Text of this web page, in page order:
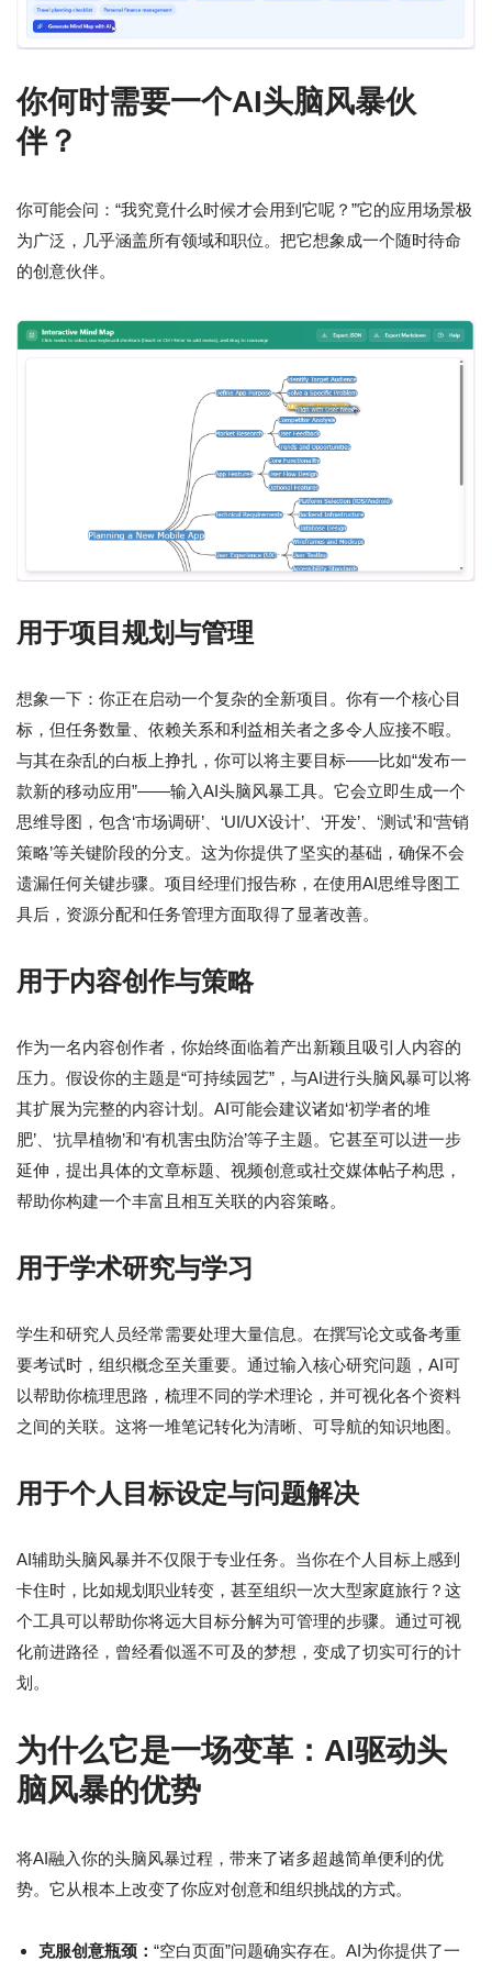
你何时需要一个AI头脑风暴伙
伴？
你可能会问：“我究竟什么时候才会用到它呢？”它的应用场景极
为广泛，几乎涵盖所有领域和职位。把它想象成一个随时待命
的创意伙伴。
用于项目规划与管理
想象一下：你正在启动一个复杂的全新项目。你有一个核心目
标，但任务数量、依赖关系和利益相关者之多令人应接不暇。
与其在杂乱的白板上挣扎，你可以将主要目标——比如“发布一
款新的移动应用”——输入AI头脑风暴工具。它会立即生成一个
思维导图，包含‘市场调研’、‘UI/UX设计’、‘开发’、‘测试’和‘营销
策略’等关键阶段的分支。这为你提供了坚实的基础，确保不会
遗漏任何关键步骤。项目经理们报告称，在使用AI思维导图工
具后，资源分配和任务管理方面取得了显著改善。
用于内容创作与策略
作为一名内容创作者，你始终面临着产出新颖且吸引人内容的
压力。假设你的主题是“可持续园艺”，与AI进行头脑风暴可以将
其扩展为完整的内容计划。AI可能会建议诸如‘初学者的堆
肥’、‘抗旱植物’和‘有机害虫防治’等子主题。它甚至可以进一步
延伸，提出具体的文章标题、视频创意或社交媒体帖子构思，
帮助你构建一个丰富且相互关联的内容策略。
用于学术研究与学习
学生和研究人员经常需要处理大量信息。在撰写论文或备考重
要考试时，组织概念至关重要。通过输入核心研究问题，AI可
以帮助你梳理思路，梳理不同的学术理论，并可视化各个资料
之间的关联。这将一堆笔记转化为清晰、可导航的知识地图。
用于个人目标设定与问题解决
AI辅助头脑风暴并不仅限于专业任务。当你在个人目标上感到
卡住时，比如规划职业转变，甚至组织一次大型家庭旅行？这
个工具可以帮助你将远大目标分解为可管理的步骤。通过可视
化前进路径，曾经看似遥不可及的梦想，变成了切实可行的计
划。
为什么它是一场变革：AI驱动头
脑风暴的优势
将AI融入你的头脑风暴过程，带来了诸多超越简单便利的优
势。它从根本上改变了你应对创意和组织挑战的方式。
克服创意瓶颈： “空白页面”问题确实存在。AI为你提供了一